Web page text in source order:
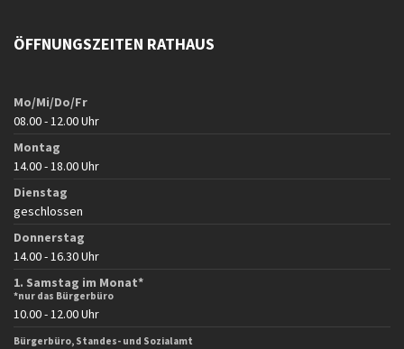
ÖFFNUNGSZEITEN RATHAUS
Mo/Mi/Do/Fr
08.00 - 12.00 Uhr
Montag
14.00 - 18.00 Uhr
Dienstag
geschlossen
Donnerstag
14.00 - 16.30 Uhr
1. Samstag im Monat*
*nur das Bürgerbüro
10.00 - 12.00 Uhr
Bürgerbüro, Standes- und Sozialamt